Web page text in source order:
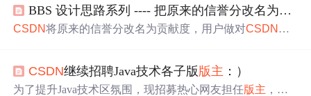
BBS 设计思路系列 ---- 把原来的信誉分改名为贡献度
CSDN将原来的信誉分改名为贡献度，用户做对CSDN 有
级别版主有不同的扣分和封杀权限。
CSDN继续招聘Java技术各子版版主 ：）
为了提升Java技术区氛围，现招募热心网友担任版主 ，负